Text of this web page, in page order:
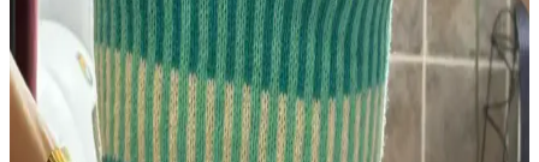
Beş yıl ara verdikten sonra örgüye dönen kullanıcının ilk projesi ve
deneyimleri, örgü teknikleri, model seçimi ve gelişim önerileri
üzerine kapsamlı bilgiler sunuyor.
Tin Can Knits'in Bracken Yeleği: Kablo Örgü
Teknikleriyle İlk Giyilebilir Örgü Projesi